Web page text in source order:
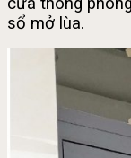
sổ mở lùa.